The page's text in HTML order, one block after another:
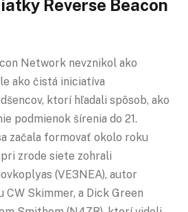
Reverse Beacon
Network nevznikol ako
ako čistá iniciatíva
ktorí hľadali spôsob, ako
podmienok šírenia do 21.
začala formovať okolo roku
zrode siete zohrali
(VE3NEA), autor
Skimmer, a Dick Green